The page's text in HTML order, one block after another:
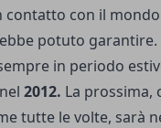
con il
potuto
in periodo
2012. La prossima,
tutte le volte, sarà